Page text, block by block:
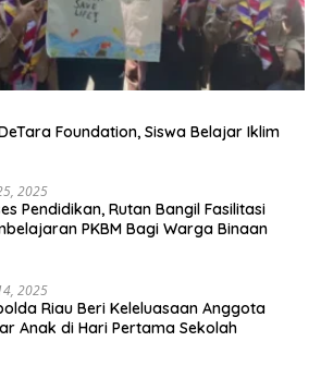
Foundation, Siswa Belajar Iklim
2025
Pendidikan, Rutan Bangil Fasilitasi
PKBM Bagi Warga Binaan
2025
Riau Beri Keleluasaan Anggota
Anak di Hari Pertama Sekolah